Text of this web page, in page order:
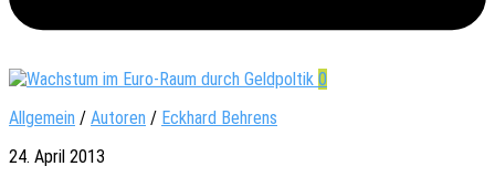
0
Allgemein / Autoren / Eckhard Behrens
24. April 2013